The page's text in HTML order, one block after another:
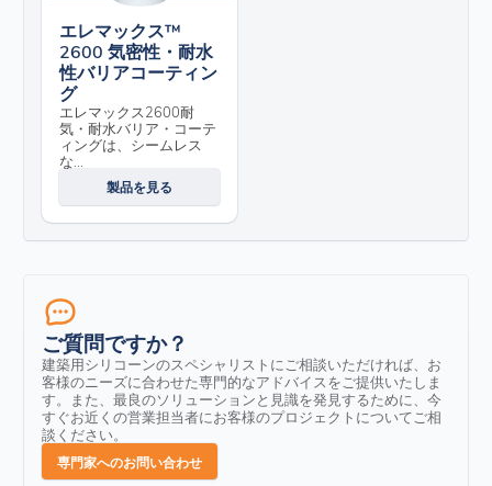
エレマックス™
2600 気密性・耐水
性バリアコーティン
グ
エレマックス2600耐
気・耐水バリア・コーテ
ィングは、シームレス
な...
製品を見る
ご質問ですか？
建築用シリコーンのスペシャリストにご相談いただければ、お
客様のニーズに合わせた専門的なアドバイスをご提供いたしま
す。また、最良のソリューションと見識を発見するために、今
すぐお近くの営業担当者にお客様のプロジェクトについてご相
談ください。
専門家へのお問い合わせ